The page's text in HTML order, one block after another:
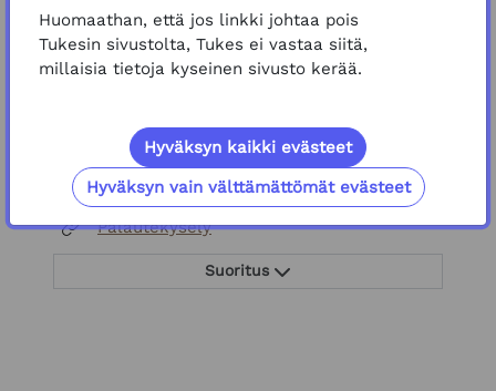
Aloitetaan!
Suoritus
PalautekyselyVerkko-osoite
Suoritus
Huomaathan, että jos linkki johtaa pois
Tukesin sivustolta, Tukes ei vastaa siitä,
millaisia tietoja kyseinen sivusto kerää.
Hyväksyn kaikki evästeet
Hyväksyn vain välttämättömät evästeet